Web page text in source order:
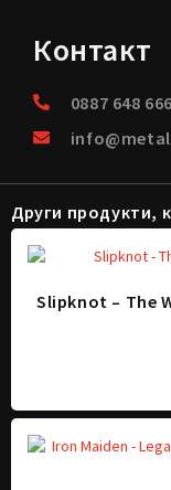
Контакт
0887 648 666
Други продукти,
Slipknot – The